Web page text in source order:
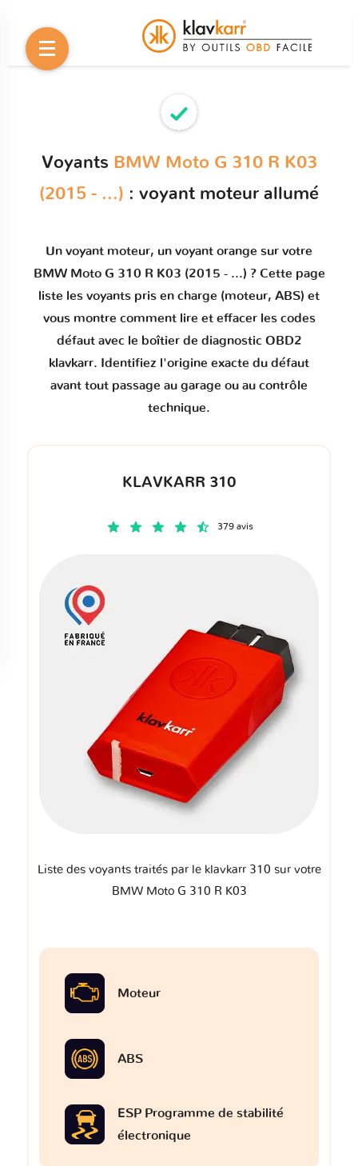
Voyants BMW Moto G 310 R K03
(2015 - ...) : voyant moteur allumé
Un voyant moteur, un voyant orange sur votre
BMW Moto G 310 R K03 (2015 - ...) ? Cette page
liste les voyants pris en charge (moteur, ABS) et
vous montre comment lire et effacer les codes
défautavec le boîtier de diagnostic OBD2
klavkarr. Identifiez l'origine exacte du défaut
avant tout passage au garage ou au contrôle
technique.
KLAVKARR 310
379 avis
Liste des voyants traités par le klavkarr 310 sur votre
BMW Moto G 310 R K03
Moteur
ABS
ESP Programme de stabilité
électronique